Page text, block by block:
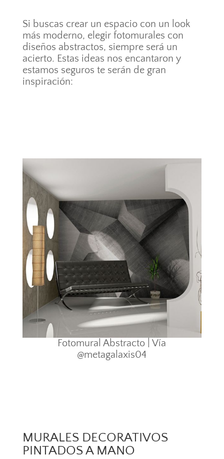
Si buscas crear un espacio con un look
más moderno, elegir fotomurales con
diseños abstractos, siempre será un
acierto. Estas ideas nos encantaron y
estamos seguros te serán de gran
inspiración:
Fotomural Abstracto | Vía
@metagalaxis04
MURALES DECORATIVOS
PINTADOS A MANO